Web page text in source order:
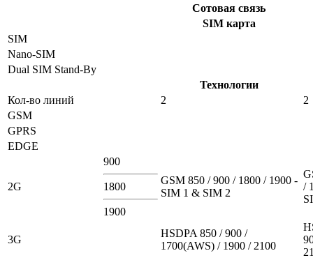
Сотовая связь
SIM карта
SIM
Nano-SIM
Dual SIM Stand-By
Технологии
Кол-во линий
2
2
GSM
GPRS
EDGE
2G
900
1800
1900
GSM 850 / 900 / 1800 / 1900 -
SIM 1 & SIM 2
/
3G
HSDPA 850 / 900 /
1700(AWS) / 1900 / 2100